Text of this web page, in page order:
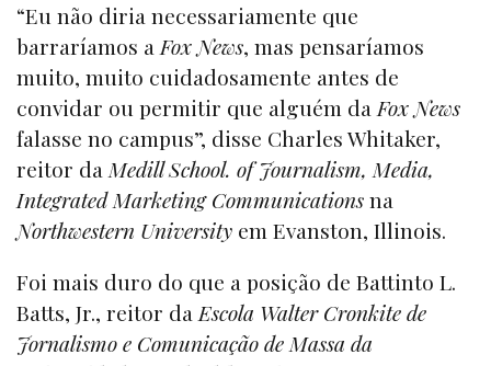
“Eu não diria necessariamente que
barraríamos aFox News, mas pensaríamos
muito, muito cuidadosamente antes de
convidar ou permitir que alguém daFox News
falasse no campus”, disse Charles Whitaker,
reitor daMedill School. of Journalism, Media,
Integrated Marketing Communicationsna
Northwestern University em Evanston, Illinois.
Foi mais duro do que a posição de Battinto L.
Batts, Jr., reitor daEscola Walter Cronkite de
Jornalismo e Comunicação de Massa da